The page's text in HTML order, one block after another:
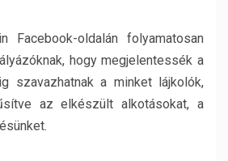
Facebook-oldalán folyamatosan
hogy megjelentessék a
szavazhatnak a minket lájkolók,
az elkészült alkotásokat, a